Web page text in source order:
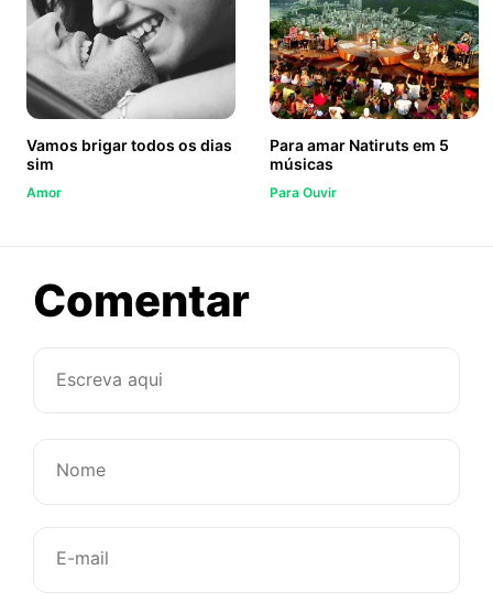
Vamos brigar todos os dias
sim
Amor
Para amar Natiruts em 5
músicas
Para Ouvir
Comentarsobre